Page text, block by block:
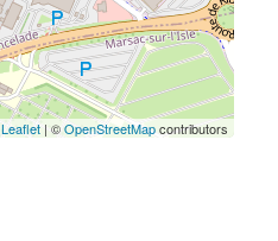
Leaflet| ©OpenStreetMapcontributors